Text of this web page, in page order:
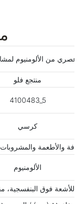
من الألومنيوم
منتجع فلو
4100483_5
كرسي
والأطعمة والمشروبات،
الألومنيوم
للأشعة فوق البنفسجية،